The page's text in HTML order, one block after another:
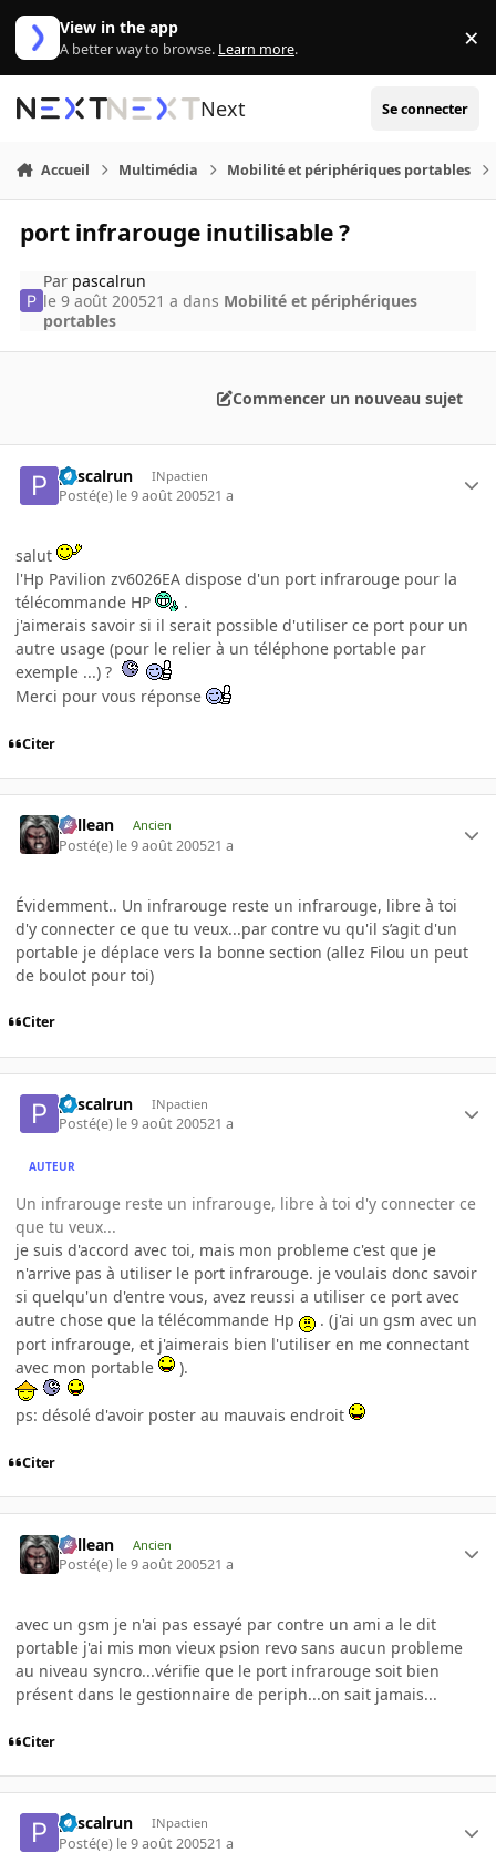
Aller au contenu
View in the app
A better way to browse. Learn more. ×
Next Se connecter
Accueil Multimédia Mobilité et périphériques portables
port infrarouge inutilisable ?
Par pascalrun
le 9 août 200521 a dans Mobilité et périphériques
portables
Commencer un nouveau sujet
pascalrun INpactien
Posté(e) le 9 août 200521 a
salut
l'Hp Pavilion zv6026EA dispose d'un port infrarouge pour la
télécommande HP
.
j'aimerais savoir si il serait possible d'utiliser ce port pour un
autre usage (pour le relier à un téléphone portable par
exemple ...) ?
Merci pour vous réponse
Citer
gallean Ancien
Posté(e) le 9 août 200521 a
Évidemment.. Un infrarouge reste un infrarouge, libre à toi
d'y connecter ce que tu veux...par contre vu qu'il s’agit d'un
portable je déplace vers la bonne section (allez Filou un peut
de boulot pour toi)
Citer
pascalrun INpactien
Posté(e) le 9 août 200521 a
AUTEUR
Un infrarouge reste un infrarouge, libre à toi d'y connecter ce
que tu veux...
je suis d'accord avec toi, mais mon probleme c'est que je
n'arrive pas à utiliser le port infrarouge. je voulais donc savoir
si quelqu'un d'entre vous, avez reussi a utiliser ce port avec
autre chose que la télécommande Hp
. (j'ai un gsm avec un
port infrarouge, et j'aimerais bien l'utiliser en me connectant
avec mon portable
).
ps: désolé d'avoir poster au mauvais endroit
Citer
gallean Ancien
Posté(e) le 9 août 200521 a
avec un gsm je n'ai pas essayé par contre un ami a le dit
portable j'ai mis mon vieux psion revo sans aucun probleme
au niveau syncro...vérifie que le port infrarouge soit bien
présent dans le gestionnaire de periph...on sait jamais...
Citer
pascalrun INpactien
Posté(e) le 9 août 200521 a